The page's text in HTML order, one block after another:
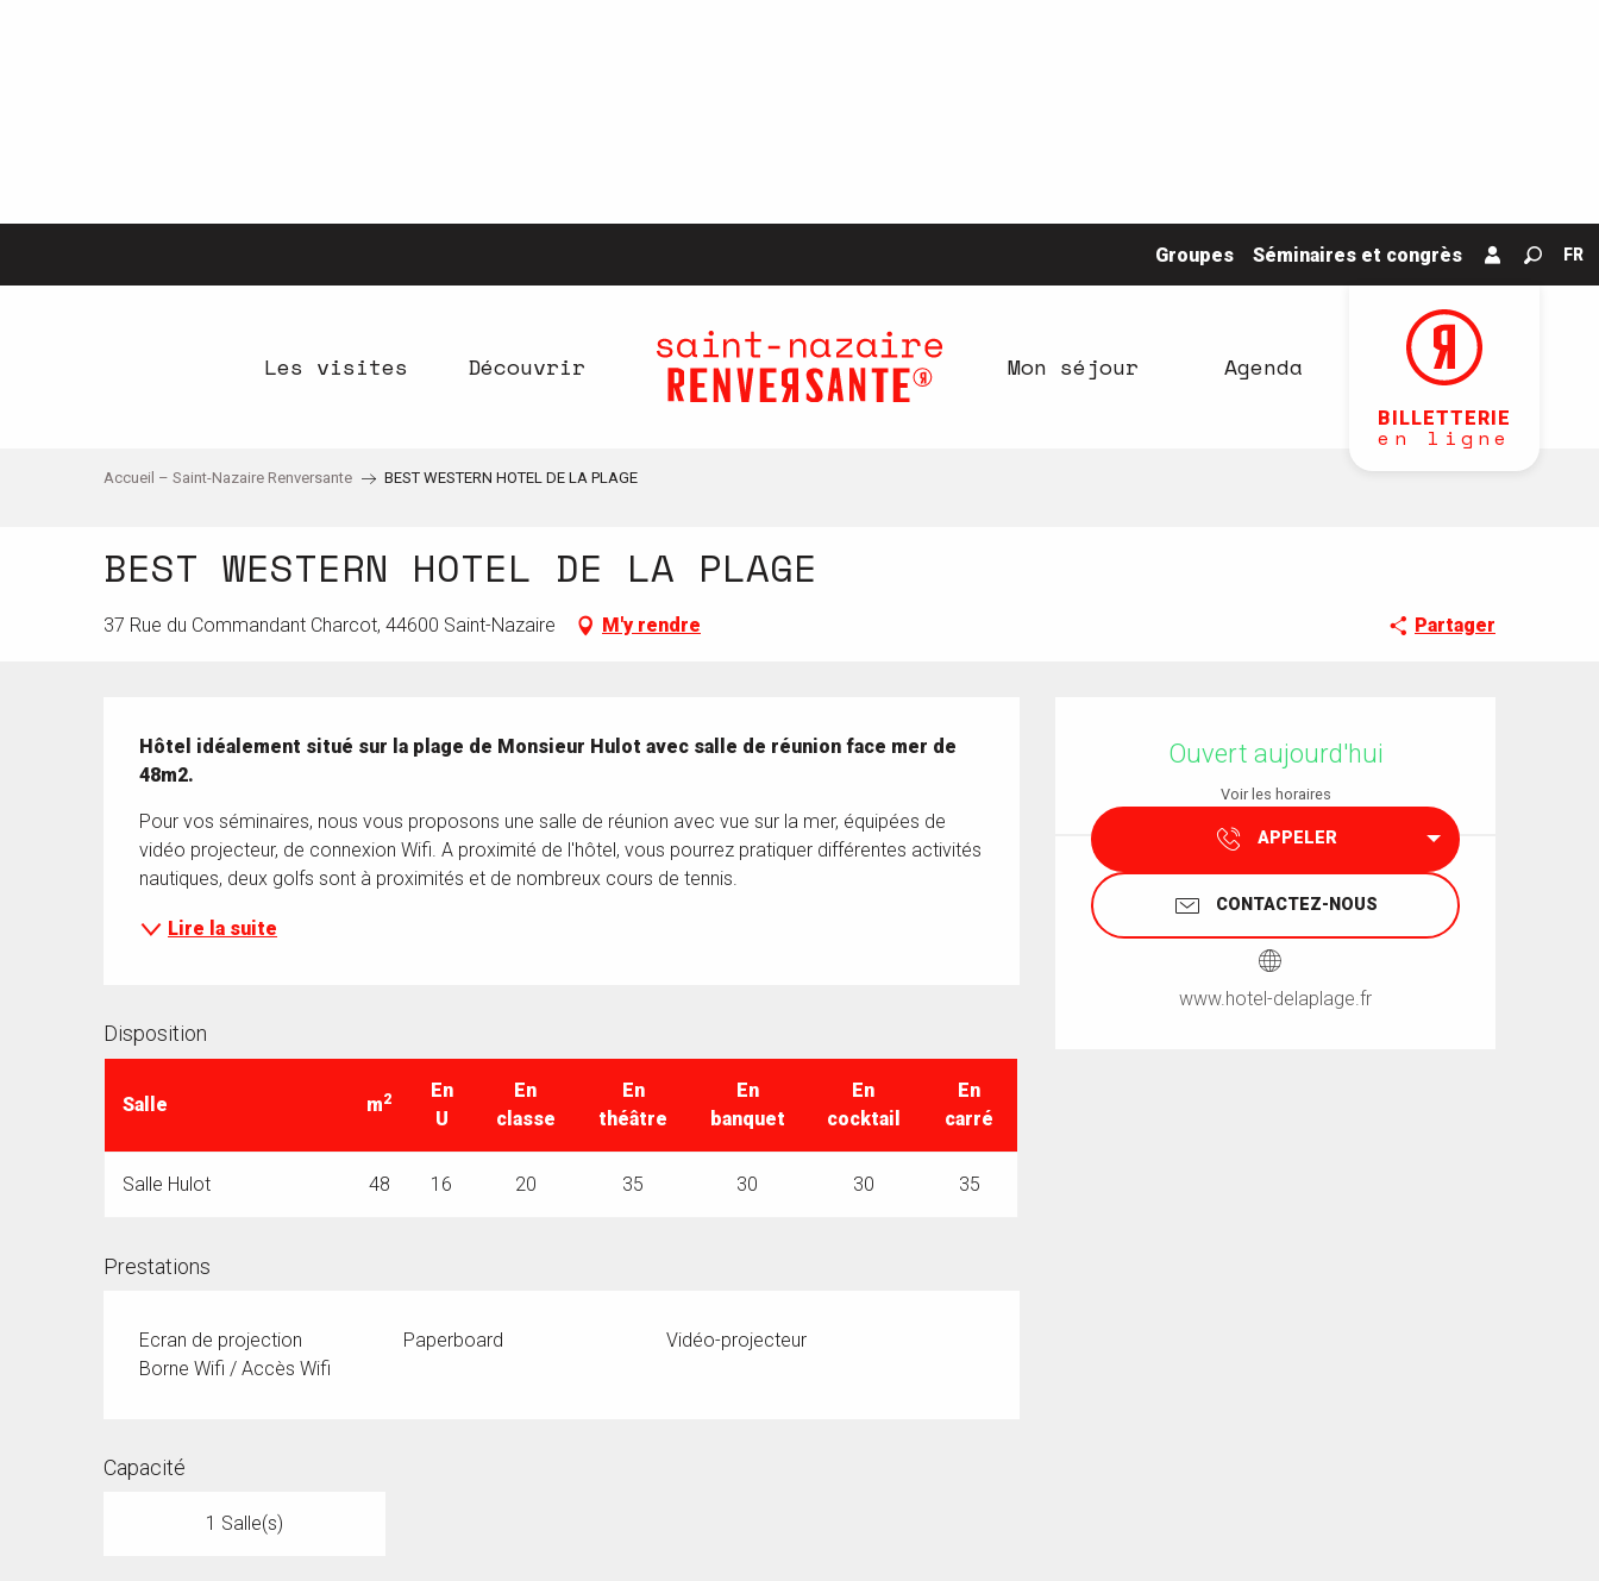
Groupes Séminaires et congrès FR
BILLETTERIE
en ligne
Les visites Découvrir Mon séjour Agenda
Accueil – Saint-Nazaire Renversante BEST WESTERN HOTEL DE LA PLAGE
BEST WESTERN HOTEL DE LA PLAGE
37 Rue du Commandant Charcot, 44600 Saint-Nazaire M'y rendre Partager
Ouvert aujourd'hui
Voir les horaires
APPELER
CONTACTEZ-NOUS
www.hotel-delaplage.fr
Hôtel idéalement situé sur la plage de Monsieur Hulot avec salle de réunion face mer de
48m2.
Pour vos séminaires, nous vous proposons une salle de réunion avec vue sur la mer, équipées de
vidéo projecteur, de connexion Wifi. A proximité de l'hôtel, vous pourrez pratiquer différentes activités
nautiques, deux golfs sont à proximités et de nombreux cours de tennis.
Lire la suite
Disposition
Salle m2
En
U
En
classe
En
théâtre
En
banquet
En
cocktail
En
carré
Salle Hulot 48 16 20 35 30 30 35
Prestations
Ecran de projection Paperboard
Vidéo-projecteur
Borne Wifi / Accès Wifi
Capacité
1 Salle(s)